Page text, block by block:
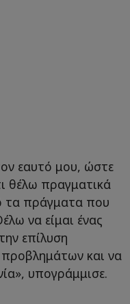
εαυτό μου, ώστε
θέλω πραγματικά
τα πράγματα που
να είμαι ένας
επίλυση
και να
υπογράμμισε.